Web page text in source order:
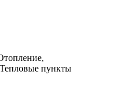
пункты